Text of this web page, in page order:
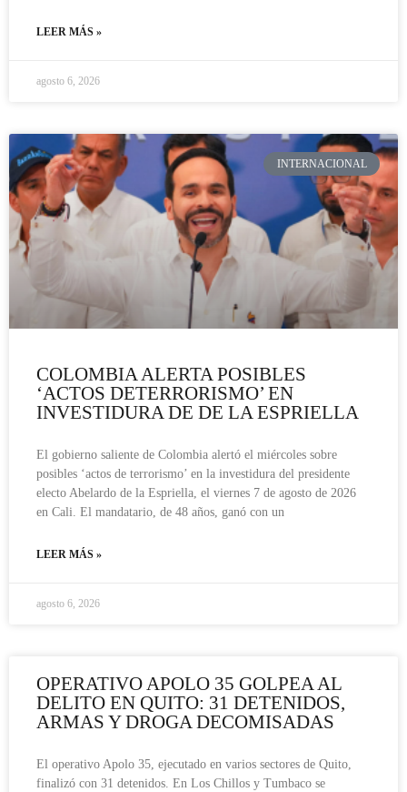
LEER MÁS »
agosto 6, 2026
INTERNACIONAL
COLOMBIA ALERTA POSIBLES
‘ACTOS DETERRORISMO’ EN
INVESTIDURA DE DE LA ESPRIELLA
El gobierno saliente de Colombia alertó el miércoles sobre
posibles ‘actos de terrorismo’ en la investidura del presidente
electo Abelardo de la Espriella, el viernes 7 de agosto de 2026
en Cali. El mandatario, de 48 años, ganó con un
LEER MÁS »
agosto 6, 2026
OPERATIVO APOLO 35 GOLPEA AL
DELITO EN QUITO: 31 DETENIDOS,
ARMAS Y DROGA DECOMISADAS
El operativo Apolo 35, ejecutado en varios sectores de Quito,
finalizó con 31 detenidos. En Los Chillos y Tumbaco se